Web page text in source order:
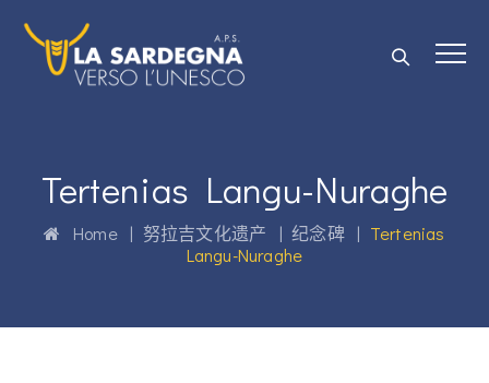
Tertenias Langu-Nuraghe
Home| 努拉吉文化遗产 |纪念碑| Tertenias
Langu-Nuraghe